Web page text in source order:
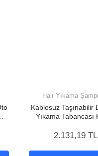
Halı Yıkama
Kablosuz Taşınabilir
Yıkama Tabancası
2.131,19 TL